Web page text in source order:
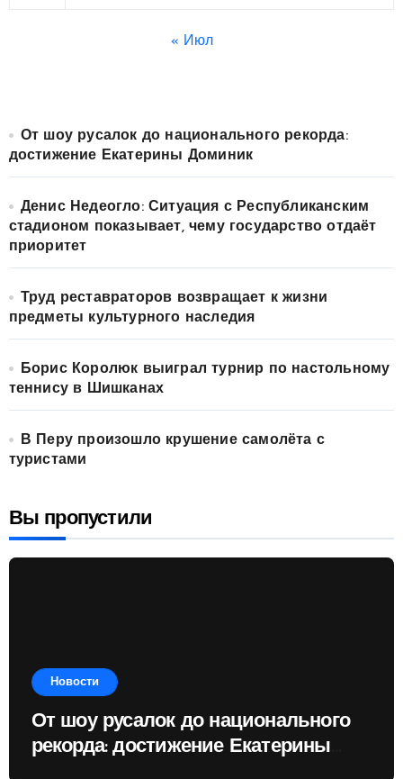
« Июл
От шоу русалок до национального рекорда:
достижение Екатерины Доминик
Денис Недеогло: Ситуация с Республиканским
стадионом показывает, чему государство отдаёт
приоритет
Труд реставраторов возвращает к жизни
предметы культурного наследия
Борис Королюк выиграл турнир по настольному
теннису в Шишканах
В Перу произошло крушение самолёта с
туристами
Вы пропустили
Новости
От шоу русалок до национального
рекорда: достижение Екатерины